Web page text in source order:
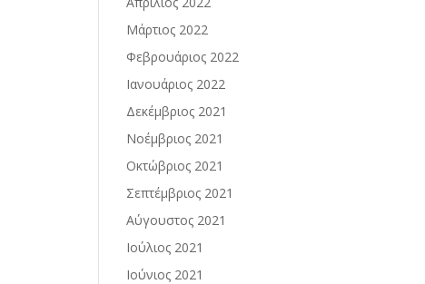
Μάρτιος 2022
Φεβρουάριος 2022
Ιανουάριος 2022
Δεκέμβριος 2021
Νοέμβριος 2021
Οκτώβριος 2021
Σεπτέμβριος 2021
Αύγουστος 2021
Ιούλιος 2021
Ιούνιος 2021